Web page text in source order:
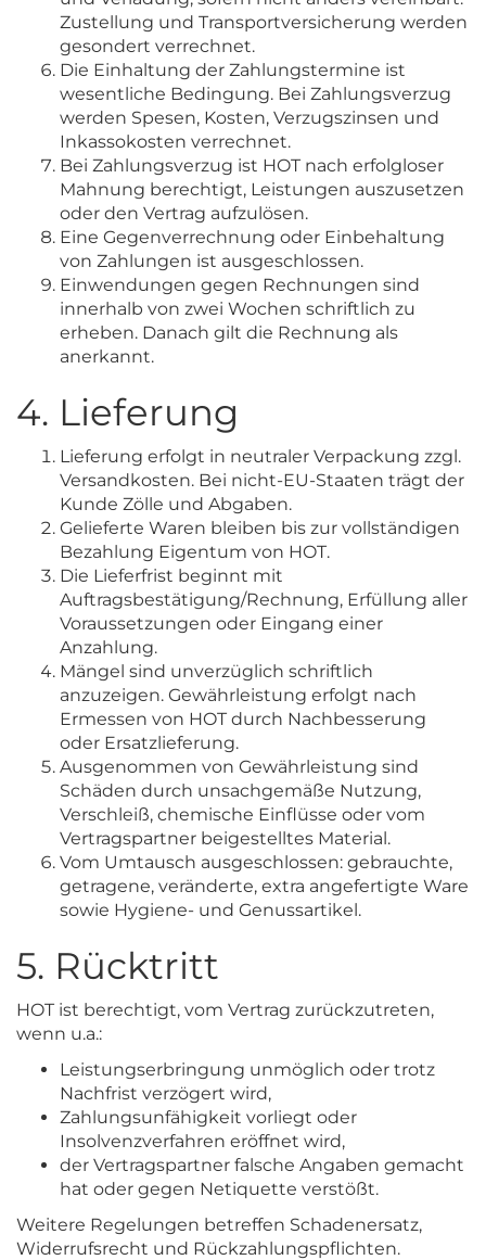
Zustellung und Transportversicherung werden
gesondert verrechnet.
Die Einhaltung der Zahlungstermine ist
wesentliche Bedingung. Bei Zahlungsverzug
werden Spesen, Kosten, Verzugszinsen und
Inkassokosten verrechnet.
Bei Zahlungsverzug ist HOT nach erfolgloser
Mahnung berechtigt, Leistungen auszusetzen
oder den Vertrag aufzulösen.
Eine Gegenverrechnung oder Einbehaltung
von Zahlungen ist ausgeschlossen.
Einwendungen gegen Rechnungen sind
innerhalb von zwei Wochen schriftlich zu
erheben. Danach gilt die Rechnung als
anerkannt.
4. Lieferung
Lieferung erfolgt in neutraler Verpackung zzgl.
Versandkosten. Bei nicht-EU-Staaten trägt der
Kunde Zölle und Abgaben.
Gelieferte Waren bleiben bis zur vollständigen
Bezahlung Eigentum von HOT.
Die Lieferfrist beginnt mit
Auftragsbestätigung/Rechnung, Erfüllung aller
Voraussetzungen oder Eingang einer
Anzahlung.
Mängel sind unverzüglich schriftlich
anzuzeigen. Gewährleistung erfolgt nach
Ermessen von HOT durch Nachbesserung
oder Ersatzlieferung.
Ausgenommen von Gewährleistung sind
Schäden durch unsachgemäße Nutzung,
Verschleiß, chemische Einflüsse oder vom
Vertragspartner beigestelltes Material.
Vom Umtausch ausgeschlossen: gebrauchte,
getragene, veränderte, extra angefertigte Ware
sowie Hygiene- und Genussartikel.
5. Rücktritt
HOT ist berechtigt, vom Vertrag zurückzutreten,
wenn u.a.:
Leistungserbringung unmöglich oder trotz
Nachfrist verzögert wird,
Zahlungsunfähigkeit vorliegt oder
Insolvenzverfahren eröffnet wird,
der Vertragspartner falsche Angaben gemacht
hat oder gegen Netiquette verstößt.
Weitere Regelungen betreffen Schadenersatz,
Widerrufsrecht und Rückzahlungspflichten.